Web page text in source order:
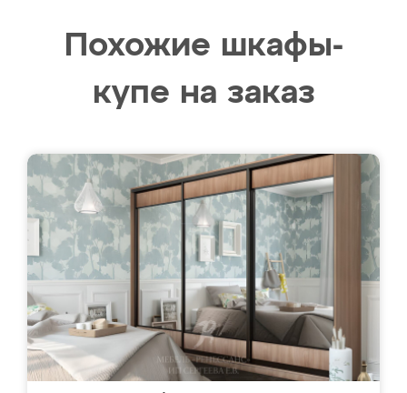
Похожие шкафы-
купе на заказ